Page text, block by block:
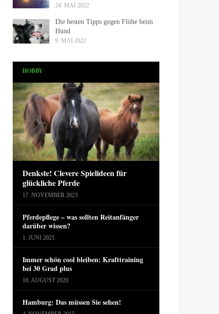
24. MAI 2022
Die besten Tipps gegen Flöhe beim
Hund
9. MAI 2022
HOBBY
Denkste! Clevere Spielideen für
glückliche Pferde
17. NOVEMBER 2023
Pferdepflege – was sollten Reitanfänger
darüber wissen?
1. JUNI 2021
Immer schön cool bleiben: Krafttraining
bei 30 Grad plus
18. AUGUST 2020
Hamburg: Das müssen Sie sehen!